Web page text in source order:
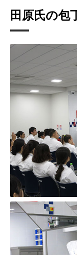
田原氏の包